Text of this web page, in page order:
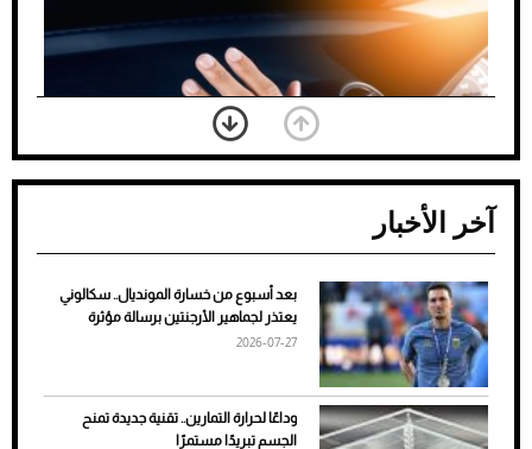
ضعف تبريد مكيف السيارة عند الوقوف.. أشهر
الأسباب والحلول
آخر الأخبار
بعد أسبوع من خسارة المونديال.. سكالوني
يعتذر لجماهير الأرجنتين برسالة مؤثرة
2026-07-27
وداعًا لحرارة التمارين.. تقنية جديدة تمنح
الجسم تبريدًا مستمرًا